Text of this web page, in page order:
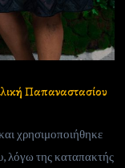
Παπαναστασίου
χρησιμοποιήθηκε
λόγω της καταπακτής